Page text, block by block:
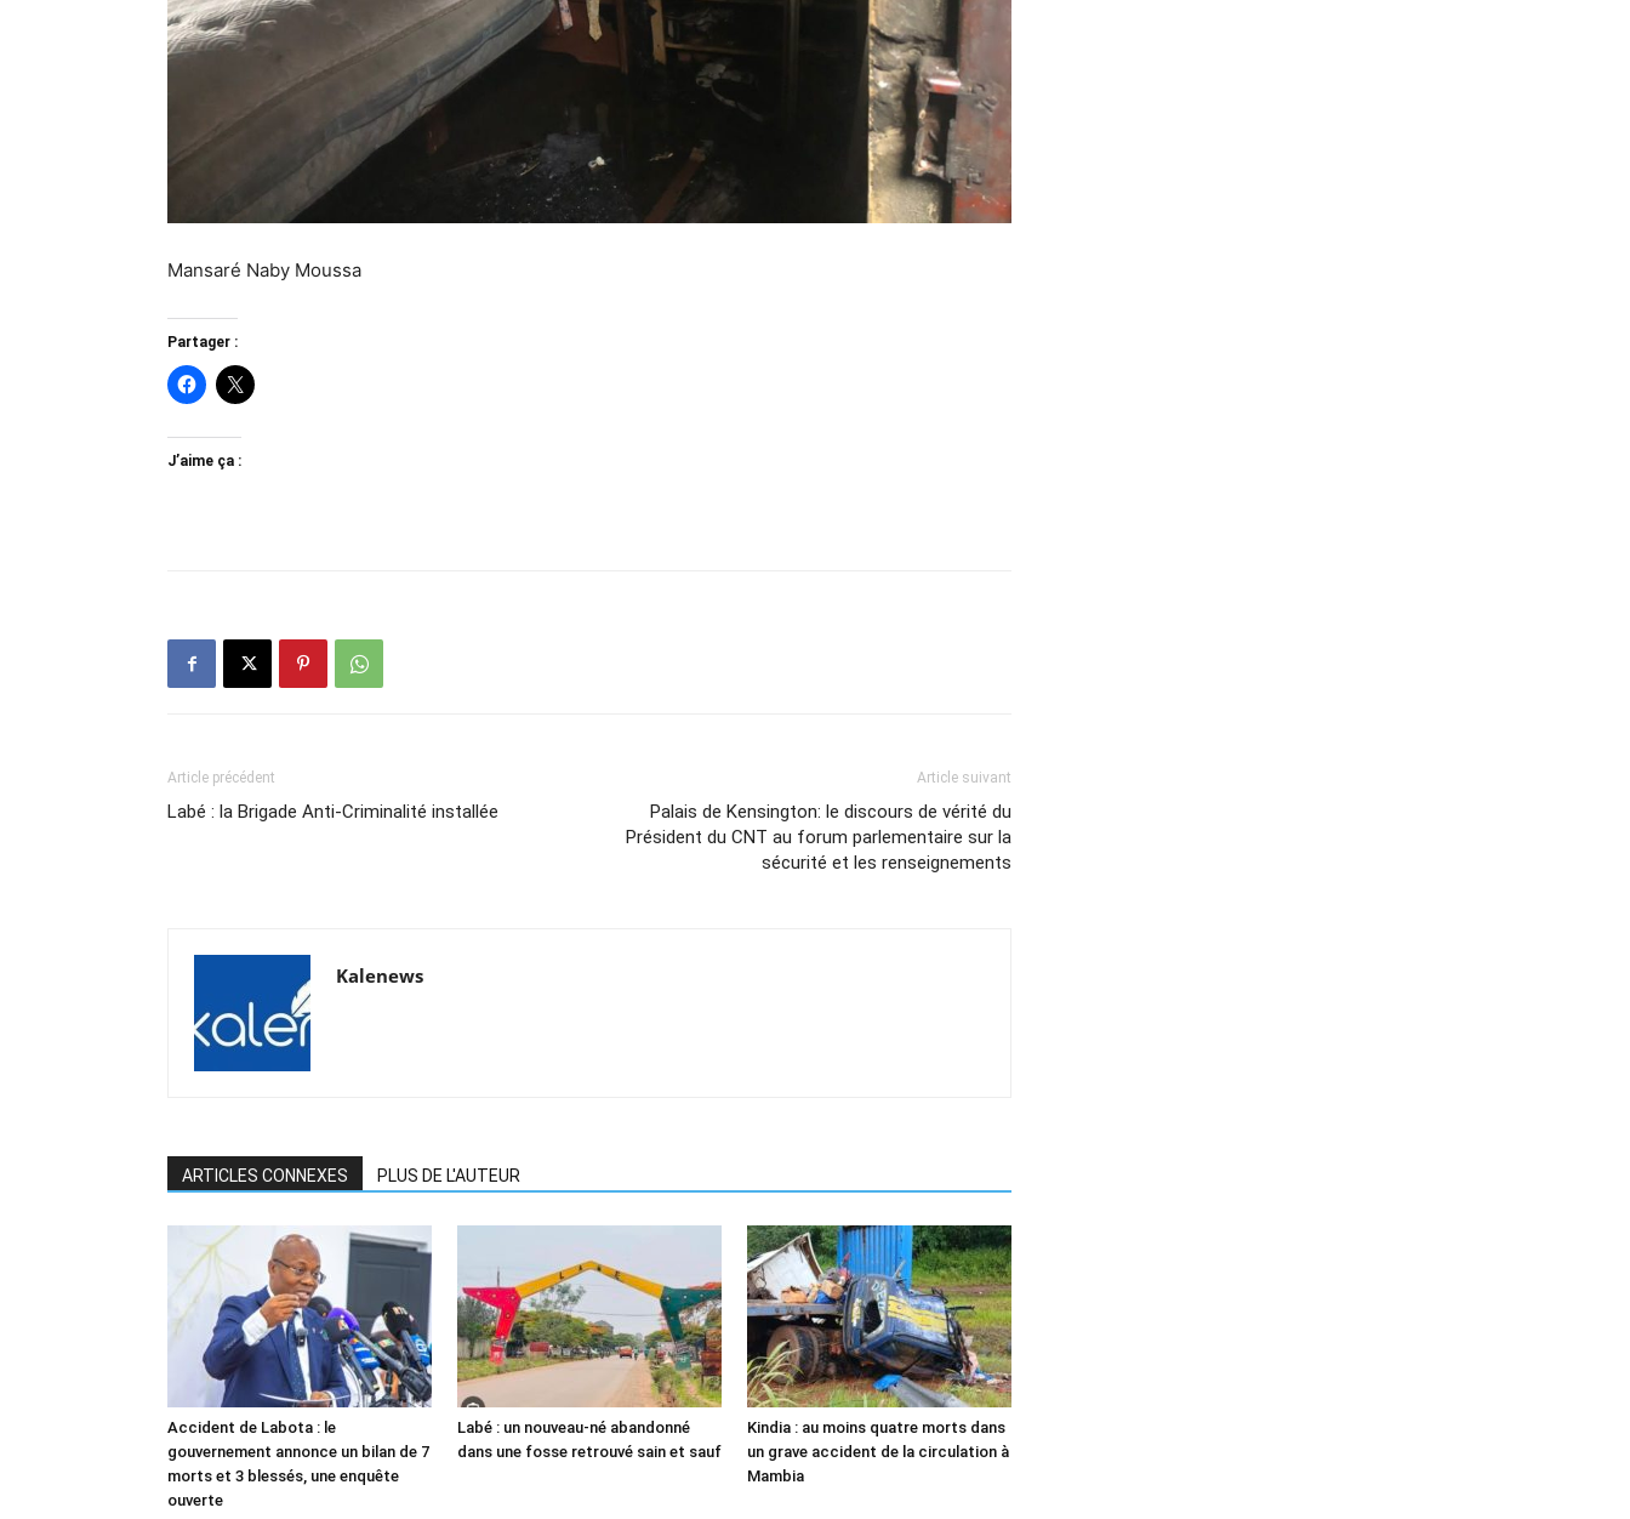
Mansaré Naby Moussa
Partager :
J’aime ça :
Article précédent
Labé : la Brigade Anti-Criminalité installée
Article suivant
Palais de Kensington: le discours de vérité du
Président du CNT au forum parlementaire sur la
sécurité et les renseignements
Kalenews
ARTICLES CONNEXES PLUS DE L'AUTEUR
Accident de Labota : le
gouvernement annonce un bilan de 7
morts et 3 blessés, une enquête
ouverte
Labé : un nouveau-né abandonné
dans une fosse retrouvé sain et sauf
Kindia : au moins quatre morts dans
un grave accident de la circulation à
Mambia